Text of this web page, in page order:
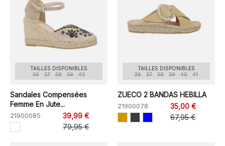
TAILLES DISPONIBLES
36
37 38 39 40
Sandales Compensées
Femme En Jute...
21900085
39,99 €
79,95 €
TAILLES DISPONIBLES
36
37 38 39 40 41
ZUECO 2 BANDAS HEBILLA
21900078
35,00 €
67,95 €